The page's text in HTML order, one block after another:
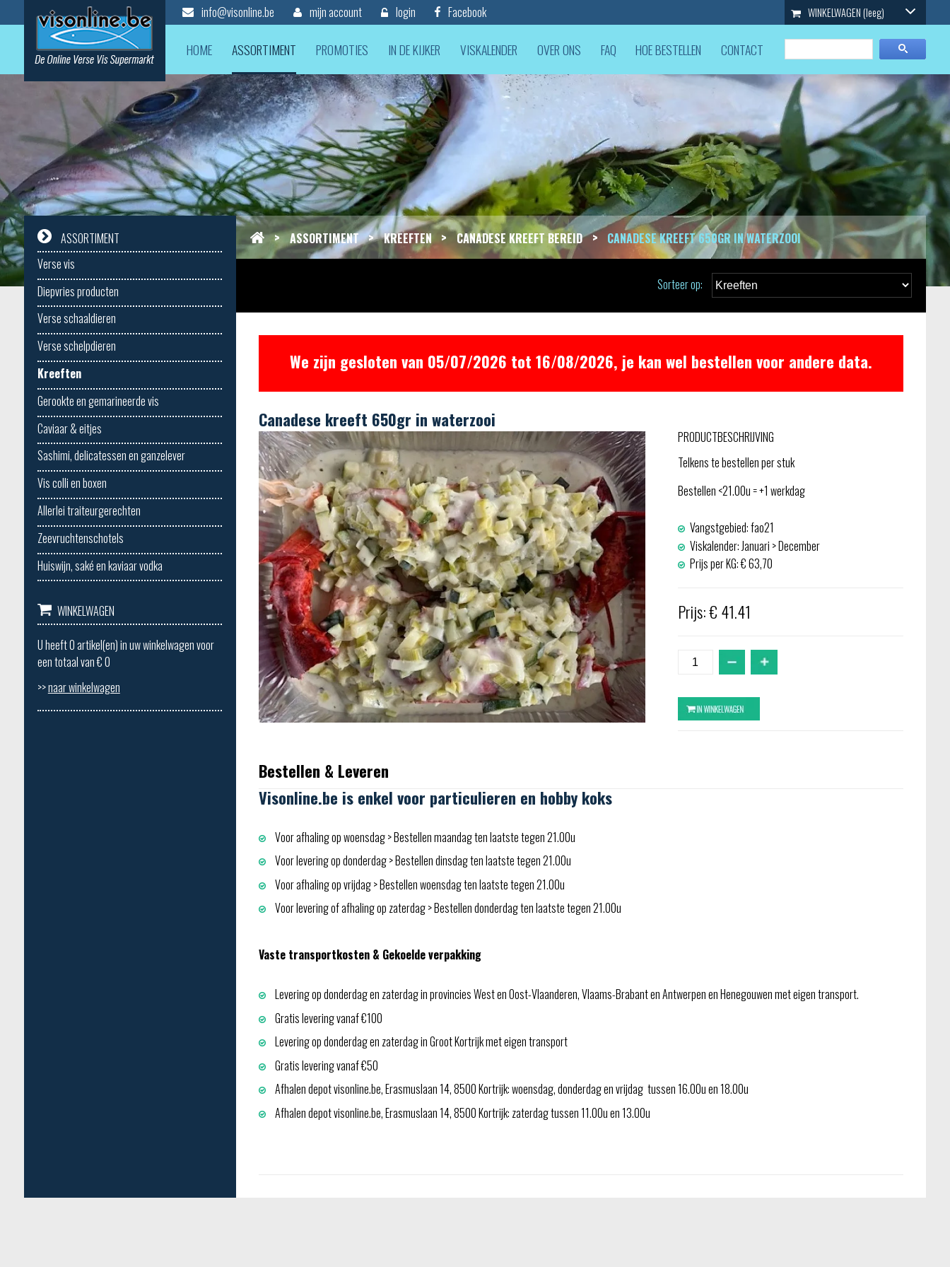
info@visonline.be mijn account login Facebook WINKELWAGEN(leeg)
HOME ASSORTIMENT PROMOTIES IN DE KIJKER VISKALENDER OVER ONS FAQ HOE BESTELLEN CONTACT
ASSORTIMENT
Verse vis
Diepvries producten
Verse schaaldieren
Verse schelpdieren
Kreeften
Gerookte en gemarineerde vis
Caviaar & eitjes
Sashimi, delicatessen en ganzelever
Vis colli en boxen
Allerlei traiteurgerechten
Zeevruchtenschotels
Huiswijn, saké en kaviaar vodka
WINKELWAGEN
U heeft0artikel(en) in uw winkelwagen voor
een totaal van €0
>>naar winkelwagen
> ASSORTIMENT > KREEFTEN > CANADESE KREEFT BEREID > CANADESE KREEFT 650GR IN WATERZOOI
Sorteer op:
We zijn gesloten van 05/07/2026 tot 16/08/2026, je kan wel bestellen voor andere data.
Canadese kreeft 650gr in waterzooi
PRODUCTBESCHRIJVING
Telkens te bestellen per stuk
Bestellen <21.00u = +1 werkdag
Vangstgebied: fao21
Viskalender: Januari > December
Prijs per KG: € 63,70
Prijs: € 41.41
Bestellen & Leveren
Visonline.be is enkel voor particulieren en hobby koks
Voor afhaling op woensdag > Bestellen maandag ten laatste tegen 21.00u
Voor levering op donderdag > Bestellen dinsdag ten laatste tegen 21.00u
Voor afhaling op vrijdag > Bestellen woensdag ten laatste tegen 21.00u
Voor levering of afhaling op zaterdag > Bestellen donderdag ten laatste tegen 21.00u
Vaste transportkosten & Gekoelde verpakking
Levering op donderdag en zaterdag in provincies West en Oost-Vlaanderen, Vlaams-Brabant en Antwerpen en Henegouwen met eigen transport.
Gratis levering vanaf €100
Levering op donderdag en zaterdag in Groot Kortrijk met eigen transport
Gratis levering vanaf €50
Afhalen depot visonline.be, Erasmuslaan 14, 8500 Kortrijk: woensdag, donderdag en vrijdag tussen 16.00u en 18.00u
Afhalen depot visonline.be, Erasmuslaan 14, 8500 Kortrijk: zaterdag tussen 11.00u en 13.00u